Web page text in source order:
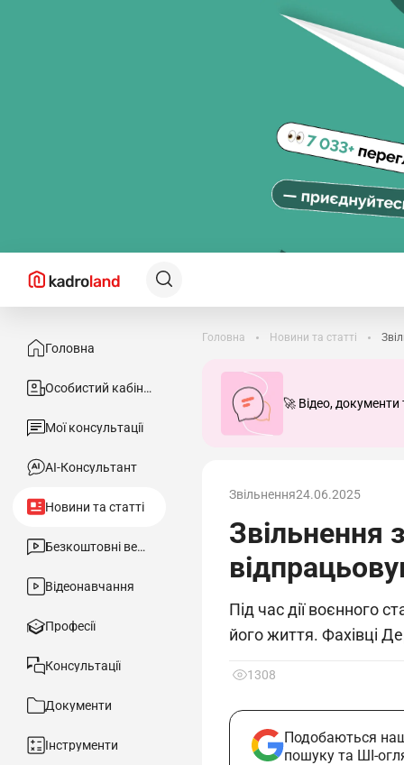
Головна
Особистий кабінет
Мої консультації
АІ-Консультант
Новини та статті
Безкоштовні вебінари
Відеонавчання
Професії
Консультації
Документи
Інструменти
Головна Новини та статті
🚀 Відео, документи
Звільнення24.06.2025
Звільнення
Під час дії воєнного
його життя. Фахівці
1308
Подобаються
пошуку та ШІ-